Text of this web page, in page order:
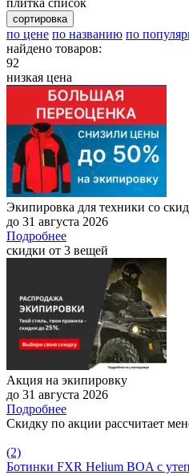
сортировка
по цене по названию по
найдено товаров:
92
низкая цена
Экипировка для техники со
до 31 августа 2026
Подробнее
скидки от 3 вещей
Акция на экипировку
до 31 августа 2026
Подробнее
Скидку по акции рассчитает
(2)
Ботинки FXR Helium BOA с